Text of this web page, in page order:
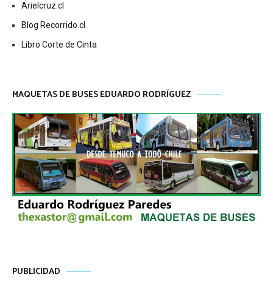
Arielcruz.cl
Blog Recorrido.cl
Libro Corte de Cinta
MAQUETAS DE BUSES EDUARDO RODRÍGUEZ
PUBLICIDAD